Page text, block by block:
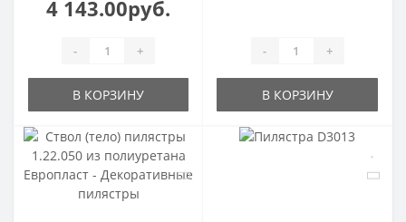
4 143.00руб.
- +
В КОРЗИНУ
- +
В КОРЗИНУ